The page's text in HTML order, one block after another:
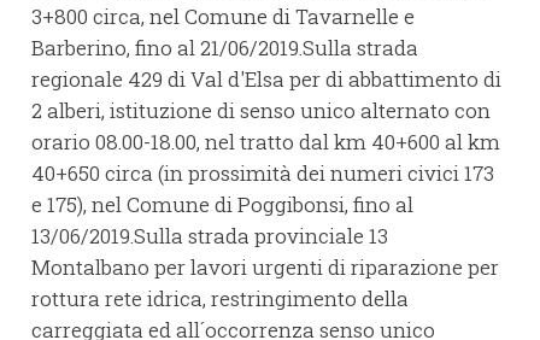
3+800 circa, nel Comune di Tavarnelle e
Barberino, fino al 21/06/2019.Sulla strada
regionale 429 di Val d'Elsa per di abbattimento di
2 alberi, istituzione di senso unico alternato con
orario 08.00-18.00, nel tratto dal km 40+600 al km
40+650 circa (in prossimità dei numeri civici 173
e 175), nel Comune di Poggibonsi, fino al
13/06/2019.Sulla strada provinciale 13
Montalbano per lavori urgenti di riparazione per
rottura rete idrica, restringimento della
carreggiata ed all´occorrenza senso unico